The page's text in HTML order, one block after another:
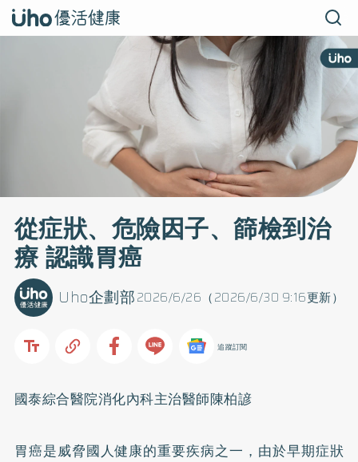
從症狀、危險因子、篩檢到治
療 認識胃癌
2026/6/26（2026/6/30 9:16更新）
Uho企劃部
追蹤訂閱
國泰綜合醫院消化內科主治醫師陳柏諺
胃癌是威脅國人健康的重要疾病之一，由於早期症狀